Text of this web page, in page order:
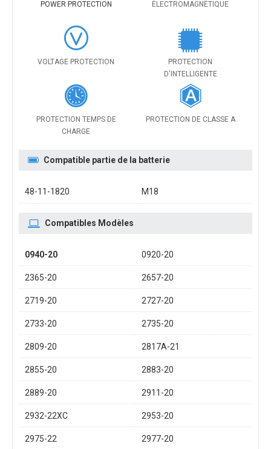
POWER PROTECTION ÉLECTROMAGNÉTIQUE
VOLTAGE PROTECTION
PROTECTION
D'INTELLIGENTE
PROTECTION TEMPS DE
CHARGE
PROTECTION DE CLASSE A
Compatible partie de la batterie
48-11-1820 M18
Compatibles Modèles
0940-20 0920-20
2365-20 2657-20
2719-20 2727-20
2733-20 2735-20
2809-20 2817A-21
2855-20 2883-20
2889-20 2911-20
2932-22XC 2953-20
2975-22 2977-20